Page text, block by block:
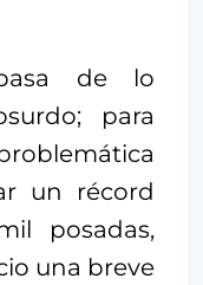
de lo
para
un récord
posadas,
una breve